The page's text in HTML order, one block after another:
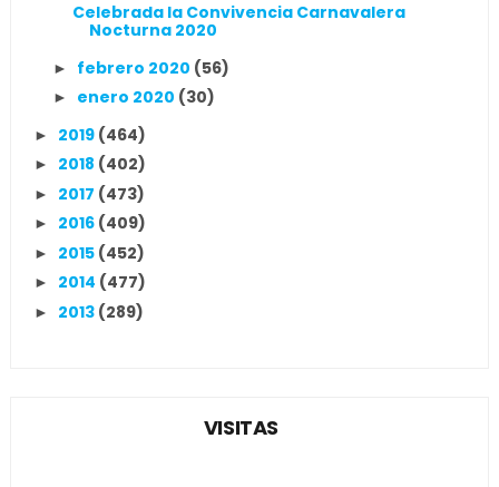
Celebrada la Convivencia Carnavalera
Nocturna 2020
► febrero 2020 (56)
► enero 2020 (30)
► 2019 (464)
► 2018 (402)
► 2017 (473)
► 2016 (409)
► 2015 (452)
► 2014 (477)
► 2013 (289)
VISITAS